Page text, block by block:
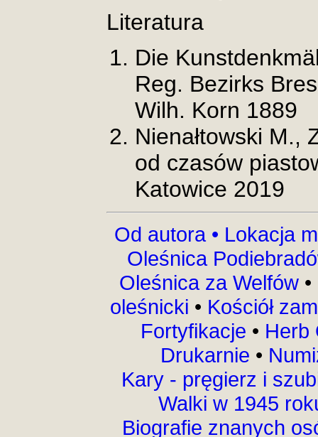
Literatura
Die
Reg. Bezirks
Wilh. Korn 1889
Nienałtowski M.,
od czasów
Katowice 2019
Od autora • Lokacja
Oleśnica
Oleśnica za Welfów •
oleśnicki • Kościół
Fortyfikacje • Herb
Drukarnie •
Kary - pręgierz i
Walki w 1945
Biografie znanych